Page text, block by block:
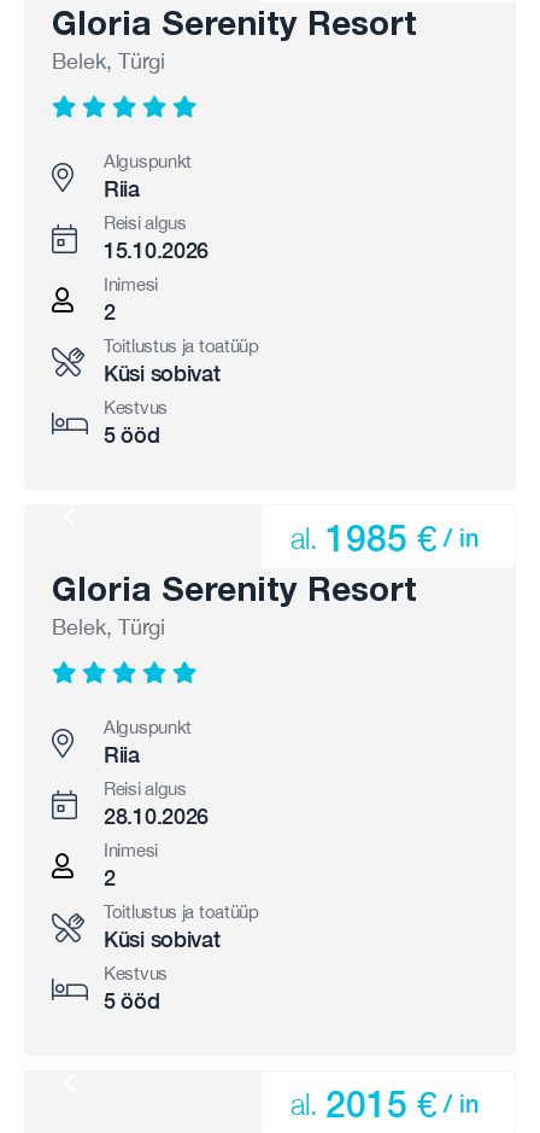
Gloria Serenity Resort
Belek, Türgi
Alguspunkt
Riia
Reisi algus
15.10.2026
Inimesi
2
Toitlustus ja toatüüp
Küsi sobivat
Kestvus
5 ööd
Gloria Serenity Resort
Belek, Türgi
al. 1985 € / in
Alguspunkt
Riia
Reisi algus
28.10.2026
Inimesi
2
Toitlustus ja toatüüp
Küsi sobivat
Kestvus
5 ööd
al. 2015 € / in